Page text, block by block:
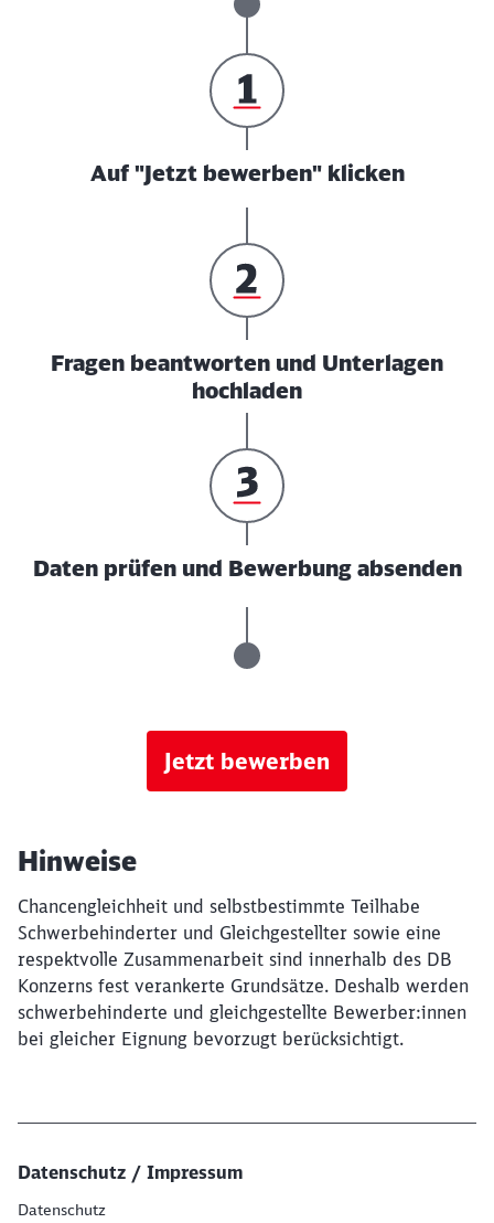
Auf "Jetzt bewerben" klicken
Fragen beantworten und Unterlagen
hochladen
Daten prüfen und Bewerbung absenden
Jetzt bewerben
Hinweise
Chancengleichheit und selbstbestimmte Teilhabe
Schwerbehinderter und Gleichgestellter sowie eine
respektvolle Zusammenarbeit sind innerhalb des DB
Konzerns fest verankerte Grundsätze. Deshalb werden
schwerbehinderte und gleichgestellte Bewerber:innen
bei gleicher Eignung bevorzugt berücksichtigt.
Datenschutz / Impressum
Datenschutz